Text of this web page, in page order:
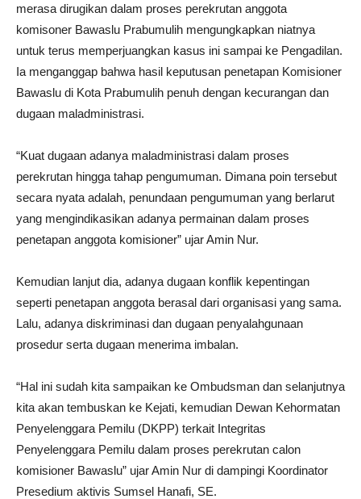
merasa dirugikan dalam proses perekrutan anggota
komisoner Bawaslu Prabumulih mengungkapkan niatnya
untuk terus memperjuangkan kasus ini sampai ke Pengadilan.
Ia menganggap bahwa hasil keputusan penetapan Komisioner
Bawaslu di Kota Prabumulih penuh dengan kecurangan dan
dugaan maladministrasi.
“Kuat dugaan adanya maladministrasi dalam proses
perekrutan hingga tahap pengumuman. Dimana poin tersebut
secara nyata adalah, penundaan pengumuman yang berlarut
yang mengindikasikan adanya permainan dalam proses
penetapan anggota komisioner” ujar Amin Nur.
Kemudian lanjut dia, adanya dugaan konflik kepentingan
seperti penetapan anggota berasal dari organisasi yang sama.
Lalu, adanya diskriminasi dan dugaan penyalahgunaan
prosedur serta dugaan menerima imbalan.
“Hal ini sudah kita sampaikan ke Ombudsman dan selanjutnya
kita akan tembuskan ke Kejati, kemudian Dewan Kehormatan
Penyelenggara Pemilu (DKPP) terkait Integritas
Penyelenggara Pemilu dalam proses perekrutan calon
komisioner Bawaslu” ujar Amin Nur di dampingi Koordinator
Presedium aktivis Sumsel Hanafi, SE.